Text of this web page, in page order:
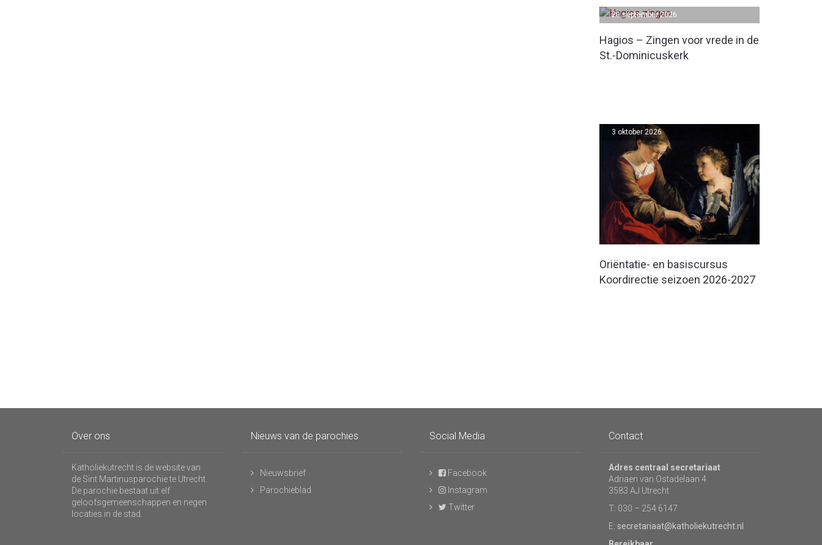
Hagios – Zingen voor vrede in de
St.-Dominicuskerk
20 september 2026
Oriëntatie- en basiscursus
Koordirectie seizoen 2026-2027
3 oktober 2026
Over ons
Katholiekutrecht is de website van
de Sint Martinusparochie te Utrecht.
De parochie bestaat uit elf
geloofsgemeenschappen en negen
locaties in de stad.
Nieuws van de parochies
Nieuwsbrief
Parochieblad
Social Media
Facebook
Instagram
Twitter
Contact
Adres centraal secretariaat
Adriaen van Ostadelaan 4
3583 AJ Utrecht
T: 030 – 254 6147
E: secretariaat@katholiekutrecht.nl